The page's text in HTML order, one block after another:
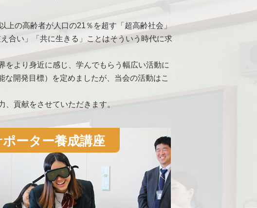
んをオンライン擬似旅行へ」を追加しまし
がオンラインで救命講習を実施」を追加し
した。
生がオンラインで交流」を追加しました。
で救命講習」、
でリモート演奏会を開催」を追加しまし
上の高齢者が人口の21％を超す「超高齢社会」
合い」「共に生きる」ことはそういう時代に求
より身近に感じ、学んでもらう幅広い活動に
開発目標）を定めましたが、当会の活動はこ
貢献をさせていただきます。
ーター養成講座